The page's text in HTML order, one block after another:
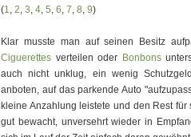
(1, 2, 3, 4, 5, 6, 7, 8, 9)
Klar musste man auf seinen Besitz
Ciguerettes verteilen oder Bonbons
auch nicht unklug, ein wenig
anboten, auf das parkende Auto
kleine Anzahlung leistete und den Rest
gut bewacht, unversehrt wieder in